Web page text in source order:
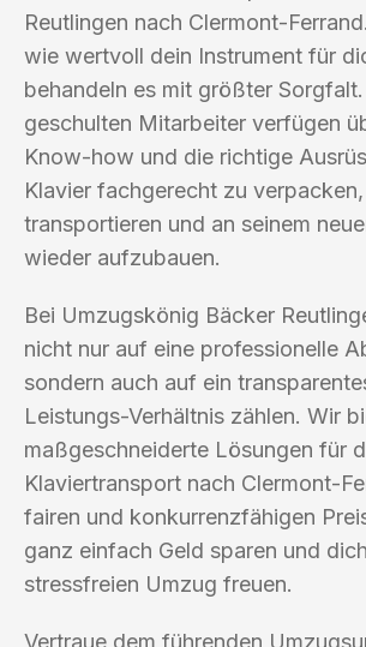
Reutlingen nach Clermont-
wie wertvoll dein Instrument für
behandeln es mit größter
geschulten Mitarbeiter verfügen
Know-how und die richtige
Klavier fachgerecht zu
transportieren und an seinem
wieder aufzubauen.
Bei Umzugskönig Bäcker
nicht nur auf eine professionelle
sondern auch auf ein
Leistungs-Verhältnis zählen. Wir
maßgeschneiderte Lösungen für
Klaviertransport nach Clermont-
fairen und konkurrenzfähigen
ganz einfach Geld sparen und
stressfreien Umzug freuen.
Vertraue dem führenden